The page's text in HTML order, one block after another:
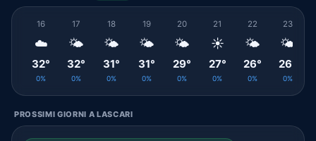
16
☁️
32°
0%
17
🌤️
32°
0%
18
🌤️
31°
0%
19
🌤️
31°
0%
20
🌤️
29°
0%
21
☀️
27°
0%
22
🌤️
26°
0%
23
🌤️
26°
0%
PROSSIMI GIORNI A LASCARI